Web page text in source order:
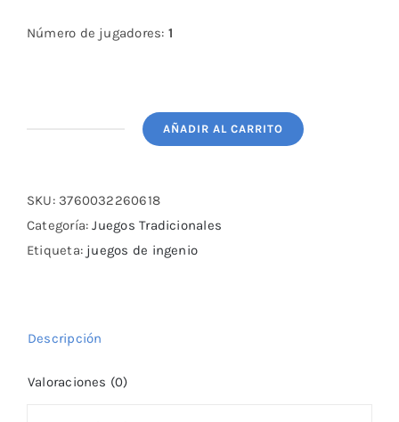
Número de jugadores: 1
AÑADIR AL CARRITO
SKU:3760032260618
Categoría:Juegos Tradicionales
Etiqueta: juegos de ingenio
Descripción
Valoraciones (0)